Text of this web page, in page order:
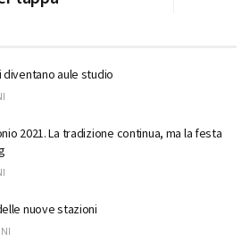
diventano aule studio
2021. La tradizione continua, ma la festa
nuove stazioni